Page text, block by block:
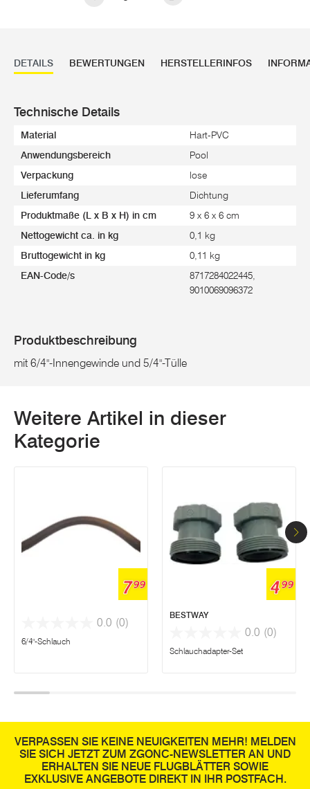
DETAILS BEWERTUNGEN HERSTELLERINFOS
Technische Details
Material Hart-PVC
Anwendungsbereich Pool
Verpackung lose
Lieferumfang Dichtung
Produktmaße (L x B x H) in cm 9 x 6 x 6 cm
Nettogewicht ca. in kg 0,1 kg
Bruttogewicht in kg 0,11 kg
EAN-Code/s
8717284022445,
9010069096372
Produktbeschreibung
mit 6/4"-Innengewinde und 5/4"-Tülle
Weitere Artikel in dieser
Kategorie
799
0.0 (0)
6/4"-Schlauch
499
BESTWAY
0.0 (0)
Schlauchadapter-Set
VERPASSEN SIE KEINE NEUIGKEITEN MEHR! MELDEN
SIE SICH JETZT ZUM ZGONC-NEWSLETTER AN UND
ERHALTEN SIE NEUE FLUGBLÄTTER SOWIE
EXKLUSIVE ANGEBOTE DIREKT IN IHR POSTFACH.